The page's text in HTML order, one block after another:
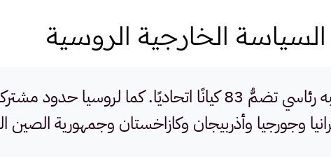
الخارجية الروسية
روسيا هي دولة تقع في شمال أوراسيا، ذات حكم جمهوري بنظام شبه رئاسي تضمُّ 83 كيانًا
وجورجيا وأذربيجان وكازاخستان وجمهورية الصين